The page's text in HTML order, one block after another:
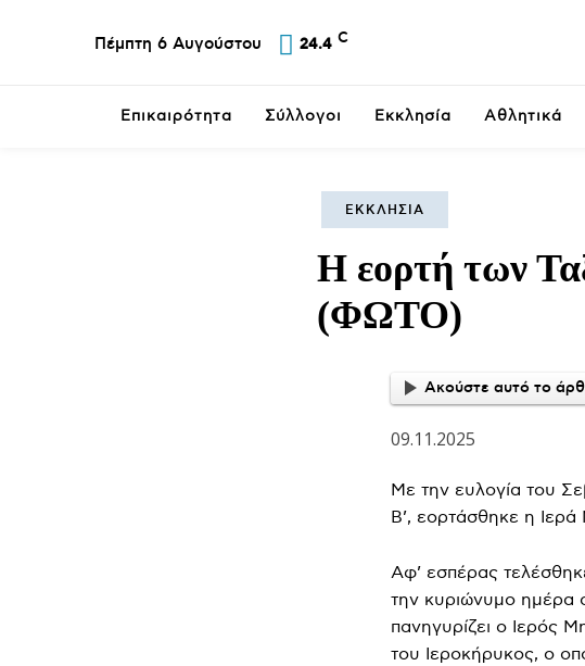
Πέμπτη 6 Αυγούστου 24.4 C
Επικαιρότητα Σύλλογοι Εκκλησία Αθλητικά
ΕΚΚΛΗΣΊΑ
Η εορτή των
(ΦΩΤΟ)
Ακούστε αυτό το
09.11.2025
Με την ευλογία του
Β’, εορτάσθηκε η
Αφ’ εσπέρας
την κυριώνυμο ημέρα
πανηγυρίζει ο Ιερός
του Ιεροκήρυκος, ο